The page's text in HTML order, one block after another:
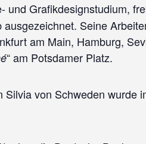
und Grafikdesignstudium,
Seine
am Main, Hamburg,
“ am Potsdamer Platz.
Silvia von Schweden wurde